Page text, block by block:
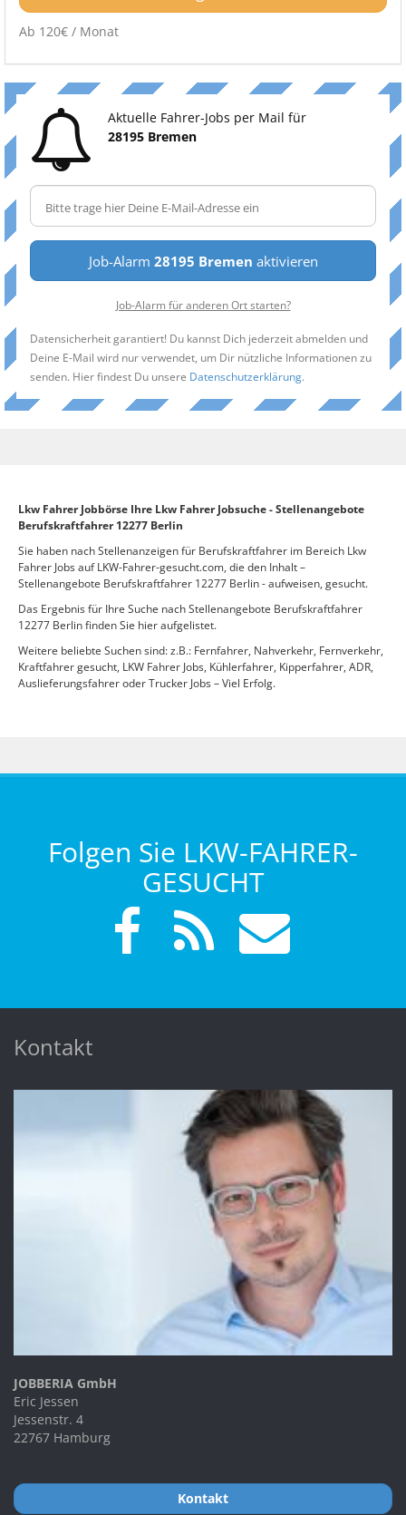
Ab 120€ / Monat
Aktuelle Fahrer-Jobs per Mail für
28195 Bremen
Job-Alarm 28195 Bremen aktivieren
Job-Alarm für anderen Ort starten?
Datensicherheit garantiert! Du kannst Dich jederzeit abmelden und
Deine E-Mail wird nur verwendet, um Dir nützliche Informationen zu
senden. Hier findest Du unsere Datenschutzerklärung.
Lkw Fahrer Jobbörse Ihre Lkw Fahrer Jobsuche - Stellenangebote
Berufskraftfahrer 12277 Berlin
Sie haben nach Stellenanzeigen für Berufskraftfahrer im Bereich Lkw
Fahrer Jobs auf LKW-Fahrer-gesucht.com, die den Inhalt –
Stellenangebote Berufskraftfahrer 12277 Berlin - aufweisen, gesucht.
Das Ergebnis für Ihre Suche nach Stellenangebote Berufskraftfahrer
12277 Berlin finden Sie hier aufgelistet.
Weitere beliebte Suchen sind: z.B.: Fernfahrer, Nahverkehr, Fernverkehr,
Kraftfahrer gesucht, LKW Fahrer Jobs, Kühlerfahrer, Kipperfahrer, ADR,
Auslieferungsfahrer oder Trucker Jobs – Viel Erfolg.
Folgen Sie LKW-FAHRER-
GESUCHT
Kontakt
JOBBERIA GmbH
Eric Jessen
Jessenstr. 4
22767 Hamburg
Kontakt